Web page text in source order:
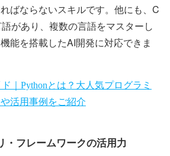
ばならないスキルです。他にも、C
があり、複数の言語をマスターし
能を搭載したAI開発に対応できま
｜Pythonとは？大人気プログラミ
活用事例をご紹介
・フレームワークの活用力